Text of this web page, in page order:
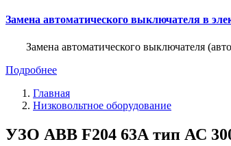
Замена автоматического выключателя в
Замена автоматического выключателя
Подробнее
Главная
Низковольтное оборудование
УЗО ABB F204 63А тип АС